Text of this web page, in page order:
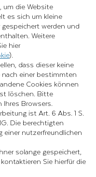
um die Website
es sich um kleine
werden und
Weitere
hier
).
dass dieser keine
einer bestimmten
Cookies können
löschen. Bitte
Browsers.
ist Art. 6 Abs. 1 S.
Die berechtigten
einer nutzerfreundlichen
solange gespeichert,
Sie hierfür die